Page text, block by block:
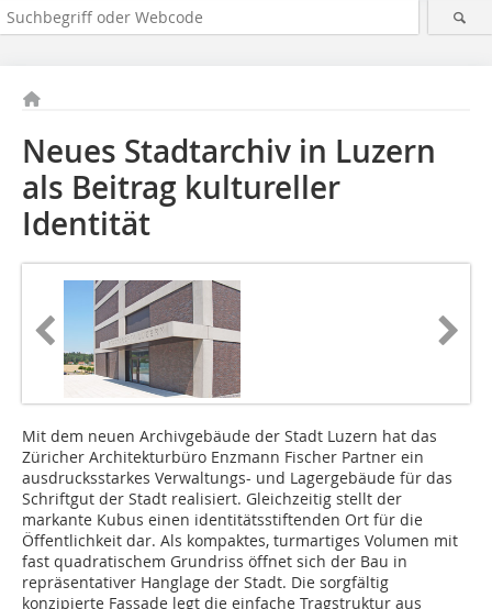
Neues Stadtarchiv in Luzern
als Beitrag kultureller
Identität
Mit dem neuen Archivgebäude der Stadt Luzern hat das
Züricher Architekturbüro Enzmann Fischer Partner ein
ausdrucksstarkes Verwaltungs- und Lagergebäude für das
Schriftgut der Stadt realisiert. Gleichzeitig stellt der
markante Kubus einen identitätsstiftenden Ort für die
Öffentlichkeit dar. Als kompaktes, turmartiges Volumen mit
fast quadratischem Grundriss öffnet sich der Bau in
repräsentativer Hanglage der Stadt. Die sorgfältig
konzipierte Fassade legt die einfache Tragstruktur aus